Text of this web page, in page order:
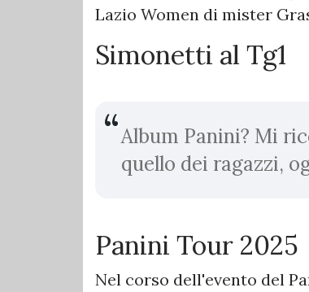
Lazio Women di mister
Simonetti al Tg1
Album Panini? Mi
quello dei ragazzi,
Panini Tour 2025
Nel corso dell'evento del